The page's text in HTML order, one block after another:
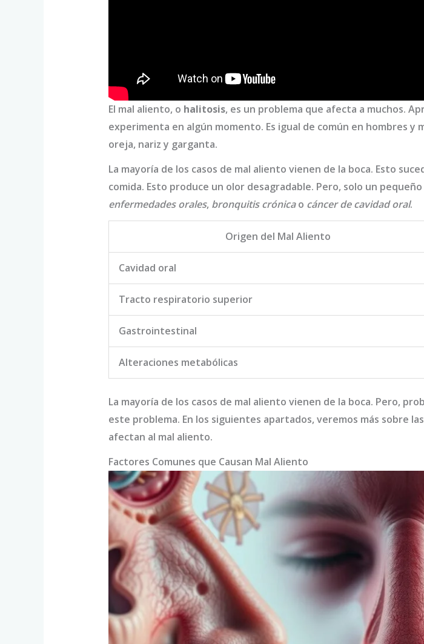
El mal aliento, o halitosis, es un problema que afecta a muchos.
experimenta en algún momento. Es igual de común en hombres y
oreja, nariz y garganta.
La mayoría de los casos de mal aliento vienen de la boca. Esto
comida. Esto produce un olor desagradable. Pero, solo un
enfermedades orales, bronquitis crónicao cáncer de cavidad oral.
Origen del Mal Aliento
Cavidad oral
Tracto respiratorio superior
Gastrointestinal
Alteraciones metabólicas
La mayoría de los casos de mal aliento vienen de la boca. Pero,
este problema. En los siguientes apartados, veremos más sobre
afectan al mal aliento.
Factores Comunes que Causan Mal Aliento